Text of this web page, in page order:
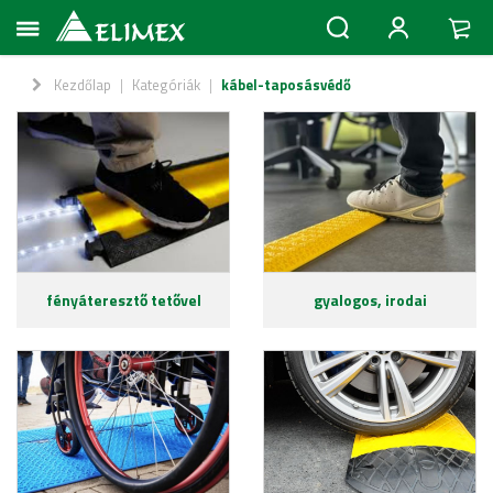
Kezdőlap | Kategóriák | kábel-taposásvédő
fényáteresztő tetővel gyalogos, irodai